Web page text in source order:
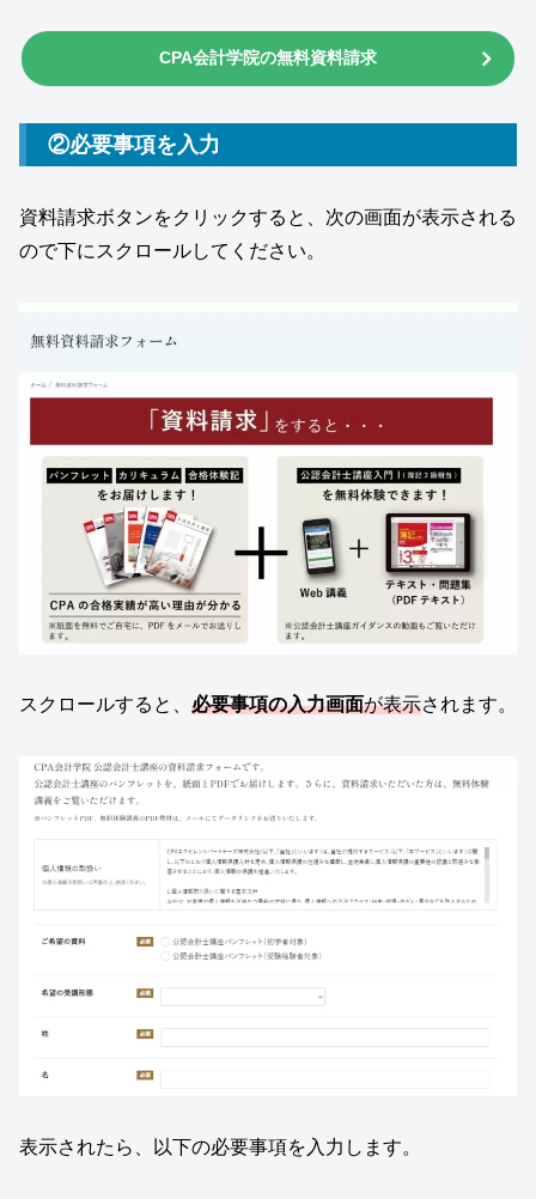
CPA会計学院の無料資料請求
②必要事項を入力
資料請求ボタンをクリックすると、次の画面が表示される
ので下にスクロールしてください。
スクロールすると、 必要事項の入力画面が表示されます。
表示されたら、以下の必要事項を入力します。